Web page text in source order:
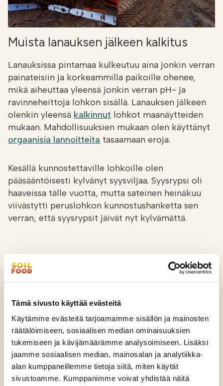
Tämä sivusto käyttää evästeitä
Käytämme evästeitä tarjoamamme sisällön ja mainosten
räätälöimiseen, sosiaalisen median ominaisuuksien
tukemiseen ja kävijämäärämme analysoimiseen. Lisäksi
jaamme sosiaalisen median, mainosalan ja analytiikka-
alan kumppaneillemme tietoja siitä, miten käytät
sivustoamme. Kumppanimme voivat yhdistää näitä
Muista lanauksen jälkeen kalkitus
Lanauksissa pintamaa kulkeutuu aina jonkin verran
painateisiin ja korkeammilla paikoille ohenee,
mikä aiheuttaa yleensä jonkin verran pH- ja
ravinneheittoja lohkon sisällä. Lanauksen jälkeen
olenkin yleensä kalkinnut lohkot maanäytteiden
mukaan. Mahdollisuuksien mukaan olen käyttänyt
orgaanisia lannoitteita tasaamaan eroja.
Kesällä kunnostettaville lohkoille olen
pääsääntöisesti kylvänyt syysviljaa. Syysrypsi oli
haaveissa tälle vuotta, mutta sateinen heinäkuu
viivästytti peruslohkon kunnostushanketta sen
verran, että syysrypsit jäivät nyt kylvämättä.